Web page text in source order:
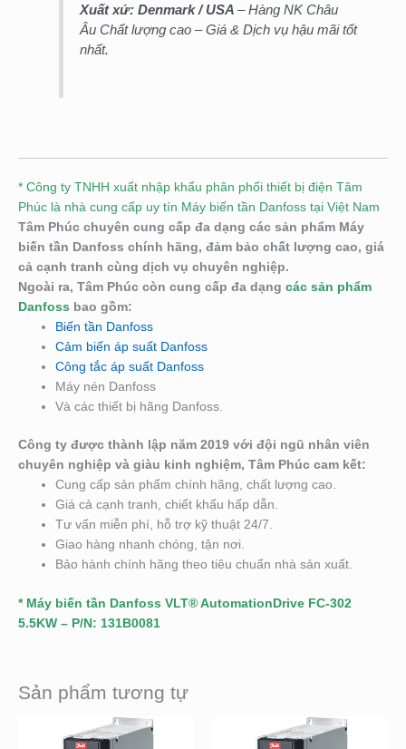
Xuất xứ: Denmark / USA– Hàng NK Châu
Âu Chất lượng cao – Giá & Dịch vụ hậu mãi tốt
nhất.
* Công ty TNHH xuất nhập khẩu phân phối thiết bị điện Tâm
Phúc là nhà cung cấp uy tín Máy biến tần Danfoss tại Việt Nam
Tâm Phúc chuyên cung cấp đa dạng các sản phẩm Máy
biến tần Danfoss chính hãng, đảm bảo chất lượng cao, giá
cả cạnh tranh cùng dịch vụ chuyên nghiệp.
Ngoài ra, Tâm Phúc còn cung cấp đa dạng các sản phẩm
Danfoss bao gồm:
Biến tần Danfoss
Cảm biến áp suất Danfoss
Công tắc áp suất Danfoss
Máy nén Danfoss
Và các thiết bị hãng Danfoss.
Công ty được thành lập năm 2019 với đội ngũ nhân viên
chuyên nghiệp và giàu kinh nghiệm, Tâm Phúc cam kết:
Cung cấp sản phẩm chính hãng, chất lượng cao.
Giá cả cạnh tranh, chiết khấu hấp dẫn.
Tư vấn miễn phí, hỗ trợ kỹ thuật 24/7.
Giao hàng nhanh chóng, tận nơi.
Bảo hành chính hãng theo tiêu chuẩn nhà sản xuất.
* Máy biến tần Danfoss VLT® AutomationDrive FC-302
5.5KW – P/N: 131B0081
Sản phẩm tương tự